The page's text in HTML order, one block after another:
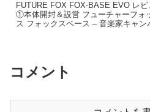
FUTURE FOX FOX-BASE EVO レビ
①本体開封＆設営 フューチャーフォ
ス フォックスベース – 音楽家キャン
コメント